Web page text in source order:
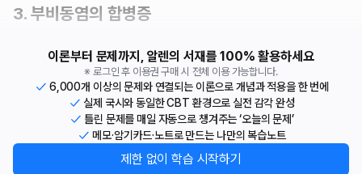
3. 부비동염의 합병증
이론부터 문제까지, 알렌의 서재를 100% 활용하세요
※ 로그인 후 이용권 구매 시 전체 이용 가능합니다.
6,000개 이상의 문제와 연결되는 이론으로 개념과 적용을 한 번에
실제 국시와 동일한 CBT 환경으로 실전 감각 완성
틀린 문제를 매일 자동으로 챙겨주는 ‘오늘의 문제’
메모·암기카드·노트로 만드는 나만의 복습노트
제한 없이 학습 시작하기